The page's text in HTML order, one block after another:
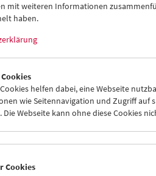
08 09 10 11
12
15 16
22 23
06
Mi 8.9.
mit weiteren Informationen
haben.
helfen dabei, eine Webseite
wie Seitennavigation und Zugriff auf
Die Webseite kann ohne diese Cookies
Cookies